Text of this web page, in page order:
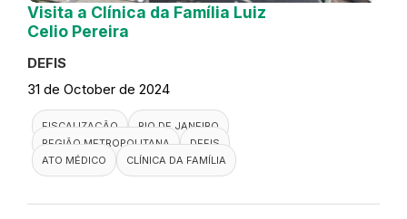
Visita a Clínica da Família Luiz
Celio Pereira
DEFIS
31 de October de 2024
FISCALIZAÇÃO
RIO DE JANEIRO
REGIÃO METROPOLITANA
DEFIS
ATO MÉDICO
CLÍNICA DA FAMÍLIA